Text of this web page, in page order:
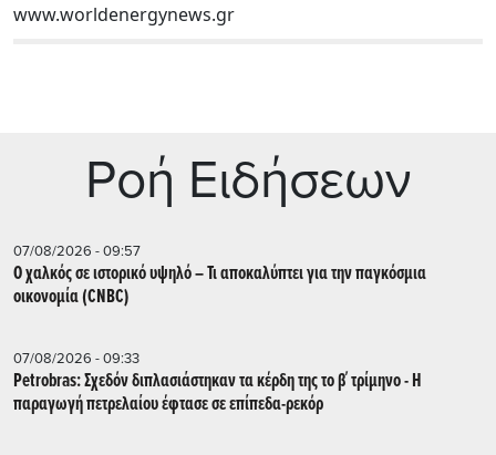
www.worldenergynews.gr
Ρoή Ειδήσεων
07/08/2026 - 09:57
Ο χαλκός σε ιστορικό υψηλό – Τι αποκαλύπτει για την παγκόσμια
οικονομία (CNBC)
07/08/2026 - 09:33
Petrobras: Σχεδόν διπλασιάστηκαν τα κέρδη της το β΄ τρίμηνο - Η
παραγωγή πετρελαίου έφτασε σε επίπεδα-ρεκόρ